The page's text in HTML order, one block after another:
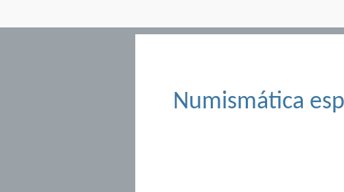
Numismática